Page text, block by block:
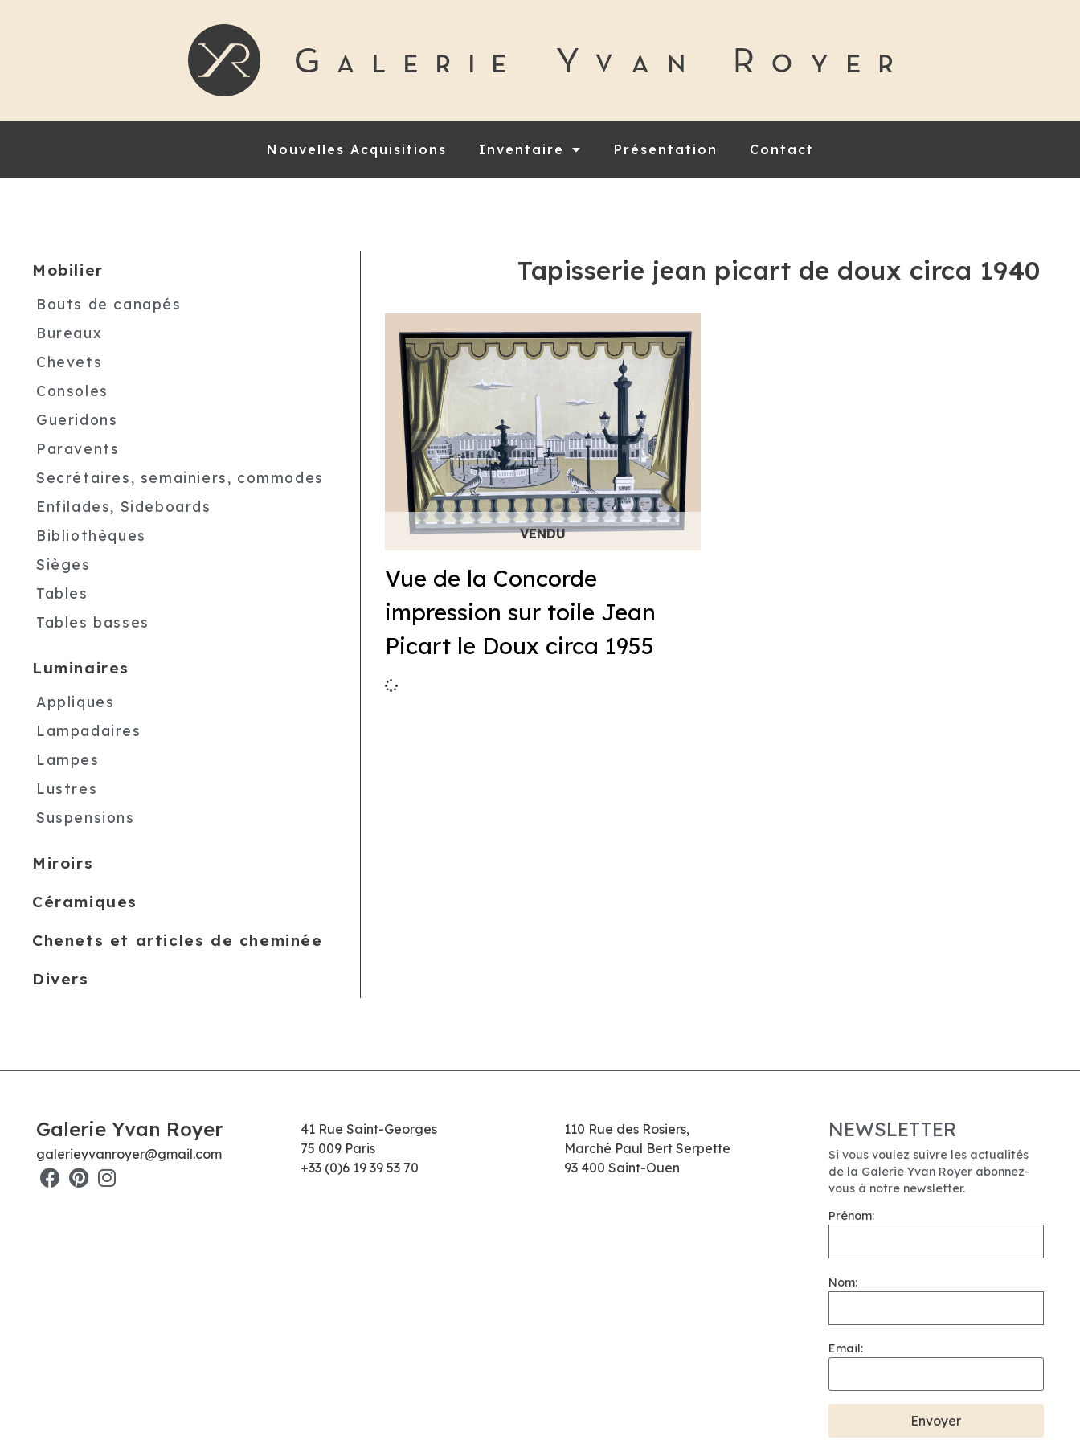
Nouvelles Acquisitions Inventaire Présentation Contact
Mobilier
Bouts de canapés
Bureaux
Chevets
Consoles
Gueridons
Paravents
Secrétaires, semainiers, commodes
Enfilades, Sideboards
Bibliothèques
Sièges
Tables
Tables basses
Luminaires
Appliques
Lampadaires
Lampes
Lustres
Suspensions
Miroirs
Céramiques
Chenets et articles de cheminée
Divers
Tapisserie jean picart de doux circa 1940
Vue de la Concorde
impression sur toile Jean
Picart le Doux circa 1955
Galerie Yvan Royer
galerieyvanroyer@gmail.com
41 Rue Saint-Georges
75 009 Paris
+33 (0)6 19 39 53 70
110 Rue des Rosiers,
Marché Paul Bert Serpette
93 400 Saint-Ouen
NEWSLETTER
Si vous voulez suivre les actualités
de la Galerie Yvan Royer abonnez-
vous à notre newsletter.
Prénom:
Nom:
Email: